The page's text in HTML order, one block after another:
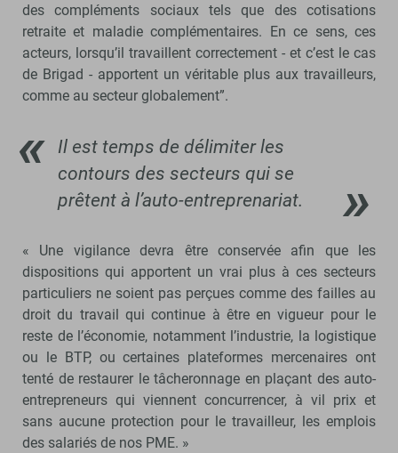
des compléments sociaux tels que des cotisations
retraite et maladie complémentaires. En ce sens, ces
acteurs, lorsqu’il travaillent correctement - et c’est le cas
de Brigad - apportent un véritable plus aux travailleurs,
comme au secteur globalement”.
Il est temps de délimiter les
contours des secteurs qui se
prêtent à l’auto-entreprenariat.
« Une vigilance devra être conservée afin que les
dispositions qui apportent un vrai plus à ces secteurs
particuliers ne soient pas perçues comme des failles au
droit du travail qui continue à être en vigueur pour le
reste de l’économie, notamment l’industrie, la logistique
ou le BTP, ou certaines plateformes mercenaires ont
tenté de restaurer le tâcheronnage en plaçant des auto-
entrepreneurs qui viennent concurrencer, à vil prix et
sans aucune protection pour le travailleur, les emplois
des salariés de nos PME. »